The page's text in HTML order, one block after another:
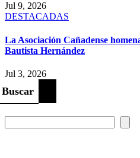
Jul 9, 2026
DESTACADAS
La Asociación Cañadense
Bautista Hernández
Jul 3, 2026
Buscar